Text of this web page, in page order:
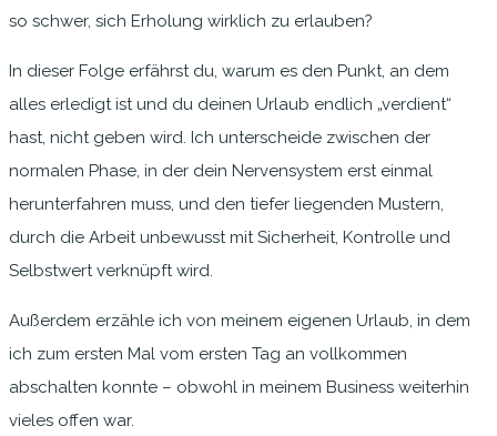
so schwer, sich Erholung wirklich zu erlauben?
In dieser Folge erfährst du, warum es den Punkt, an dem
alles erledigt ist und du deinen Urlaub endlich „verdient“
hast, nicht geben wird. Ich unterscheide zwischen der
normalen Phase, in der dein Nervensystem erst einmal
herunterfahren muss, und den tiefer liegenden Mustern,
durch die Arbeit unbewusst mit Sicherheit, Kontrolle und
Selbstwert verknüpft wird.
Außerdem erzähle ich von meinem eigenen Urlaub, in dem
ich zum ersten Mal vom ersten Tag an vollkommen
abschalten konnte – obwohl in meinem Business weiterhin
vieles offen war.